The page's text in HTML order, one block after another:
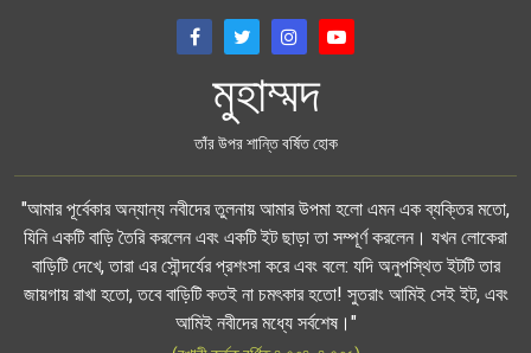
মুহাম্মদ
তাঁর উপর শান্তি বর্ষিত হোক
"আমার পূর্বেকার অন্যান্য নবীদের তুলনায় আমার উপমা হলো এমন এক ব্যক্তির মতো,
যিনি একটি বাড়ি তৈরি করলেন এবং একটি ইট ছাড়া তা সম্পূর্ণ করলেন। যখন লোকেরা
বাড়িটি দেখে, তারা এর সৌন্দর্যের প্রশংসা করে এবং বলে: যদি অনুপস্থিত ইটটি তার
জায়গায় রাখা হতো, তবে বাড়িটি কতই না চমৎকার হতো! সুতরাং আমিই সেই ইট, এবং
আমিই নবীদের মধ্যে সর্বশেষ।"